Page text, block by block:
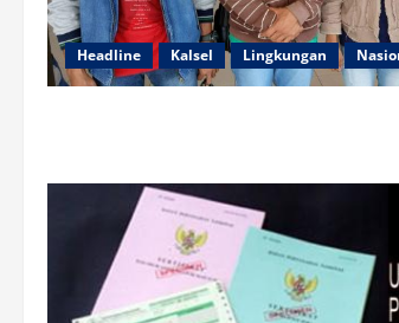
Headline Kalsel Lingkungan